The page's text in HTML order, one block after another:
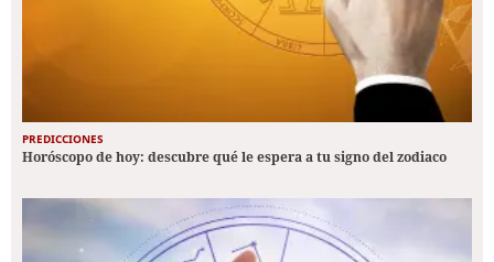
PREDICCIONES
Horóscopo de hoy: descubre qué le espera a tu signo del zodiaco